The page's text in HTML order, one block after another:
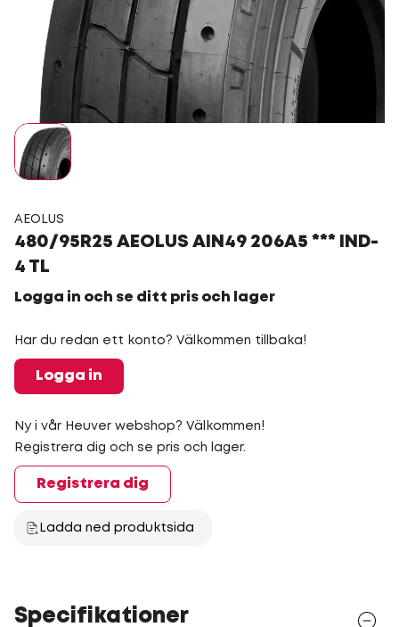
AEOLUS
480/95R25 AEOLUS AIN49 206A5 *** IND-
4 TL
Logga in och se ditt pris och lager
Har du redan ett konto? Välkommen tillbaka!
Logga in
Ny i vår Heuver webshop? Välkommen!
Registrera dig och se pris och lager.
Registrera dig
Ladda ned produktsida
Specifikationer